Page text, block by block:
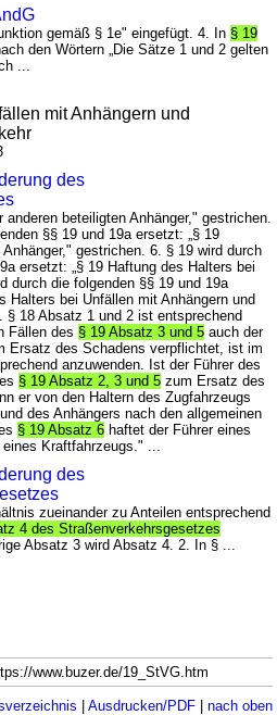
gemäß § 1e" eingefügt. 4. In § 19
den Wörtern „Die Sätze 1 und 2 gelten
...
mit Anhängern und
des
anderen beteiligten Anhänger," gestrichen.
§§ 19 und 19a ersetzt: „§ 19
gestrichen. 6. § 19 wird durch
ersetzt: „§ 19 Haftung des Halters bei
durch die folgenden §§ 19 und 19a
Halters bei Unfällen mit Anhängern und
§ 18 Absatz 1 und 2 ist entsprechend
Fällen des § 19 Absatz 3 und 5 auch der
Ersatz des Schadens verpflichtet, ist im
anzuwenden. Ist der Führer des
§ 19 Absatz 2, 3 und 5 zum Ersatz des
er von den Haltern des Zugfahrzeugs
des Anhängers nach den allgemeinen
§ 19 Absatz 6 haftet der Führer eines
Kraftfahrzeugs." ...
des
zueinander zu Anteilen entsprechend
4 des Straßenverkehrsgesetzes
Absatz 3 wird Absatz 4. 2. In § ...
www.buzer.de/19_StVG.htm
| Ausdrucken/PDF| nach oben